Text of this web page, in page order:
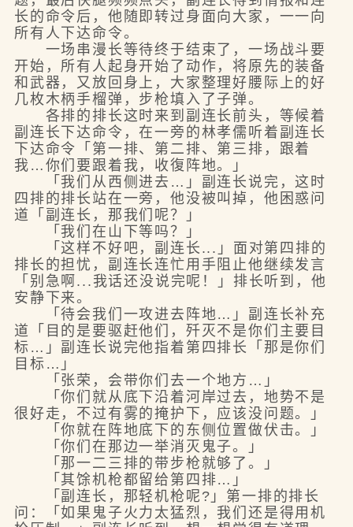
长的命令后，他随即转过身面向大家，一一向
所有人下达命令。
一场串漫长等待终于结束了，一场战斗要
开始，所有人起身开始了动作，将原先的装备
和武器，又放回身上，大家整理好腰际上的好
几枚木柄手榴弹，步枪填入了子弹。
各排的排长这时来到副连长前头，等候着
副连长下达命令，在一旁的林孝儒听着副连长
下达命令「第一排、第二排、第三排，跟着
我…你们要跟着我，收復阵地。」
「我们从西侧进去…」副连长说完，这时
四排的排长站在一旁，他没被叫掉，他困惑问
道「副连长，那我们呢？」
「我们在山下等吗？」
「这样不好吧，副连长...」面对第四排的
排长的担忧，副连长连忙用手阻止他继续发言
「别急啊...我话还没说完呢！」排长听到，他
安静下来。
「待会我们一攻进去阵地…」副连长补充
道「目的是要驱赶他们，歼灭不是你们主要目
标…」副连长说完他指着第四排长「那是你们
目标…」
「张荣，会带你们去一个地方…」
「你们就从底下沿着河岸过去，地势不是
很好走，不过有雾的掩护下，应该没问题。」
「你就在阵地底下的东侧位置做伏击。」
「你们在那边一举消灭鬼子。」
「那一二三排的带步枪就够了。」
「其馀机枪都留给第四排…」
「副连长，那轻机枪呢?」第一排的排长
问：「如果鬼子火力太猛烈，我们还是得用机